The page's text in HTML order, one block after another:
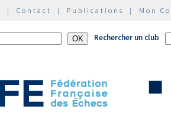
| Contact | Publications | Mon
Rechercher un club